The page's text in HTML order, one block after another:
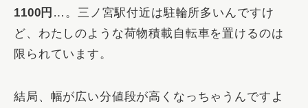
1100円 …。三ノ宮駅付近は駐輪所多いんですけ
ど、わたしのような荷物積載自転車を置けるのは
限られています。
結局、幅が広い分値段が高くなっちゃうんですよ